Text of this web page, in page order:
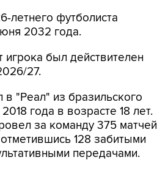
летнего футболиста
2032 года.
был действителен
27.
в "Реал" из бразильского
года в возрасте 18 лет.
за команду 375 матчей
128 забитыми
передачами.